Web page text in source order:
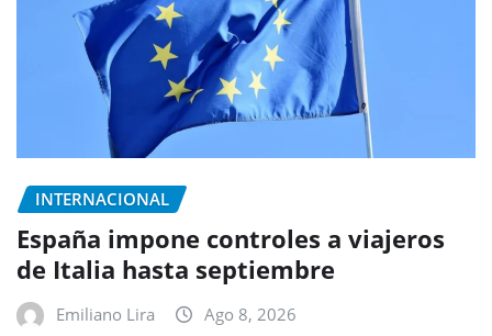
INTERNACIONAL
España impone controles a viajeros
de Italia hasta septiembre
Emiliano Lira Ago 8, 2026